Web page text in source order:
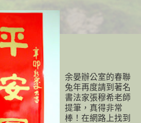
余晏辦公室的春聯
兔年再度請到著名
書法家張穆希老師
提筆，真得非常
棒！在網路上找到